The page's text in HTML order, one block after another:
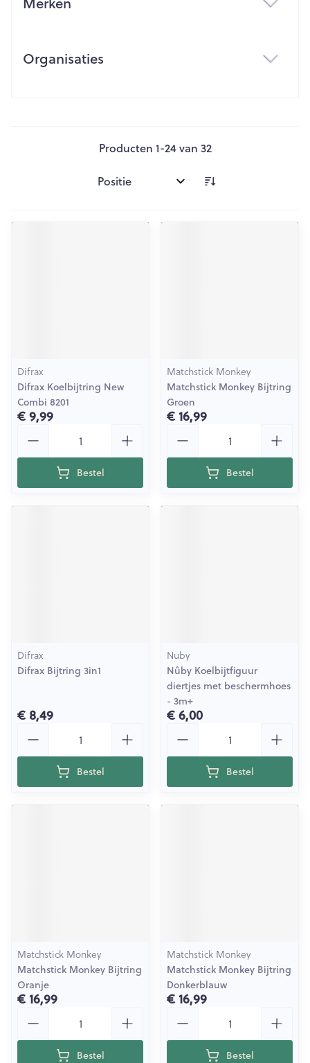
Organisaties
Producten 1-24van 32
Sorteer op:
Difrax
Difrax Koelbijtring New
Combi 8201
€ 9,99
Bestel
Matchstick Monkey
Matchstick Monkey Bijtring
Groen
€ 16,99
Bestel
Difrax
Difrax Bijtring 3in1
€ 8,49
Bestel
Nuby
Nûby Koelbijtfiguur
diertjes met beschermhoes
- 3m+
€ 6,00
Bestel
Matchstick Monkey
Matchstick Monkey Bijtring
Oranje
€ 16,99
Bestel
Matchstick Monkey
Matchstick Monkey Bijtring
Donkerblauw
€ 16,99
Bestel